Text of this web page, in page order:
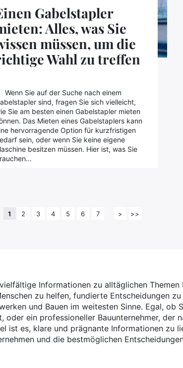
Informationen zu alltäglichen
zu helfen, fundierte Entscheidungen
und Bauen im weitesten Sinne. Egal, ob
ein professioneller Bauunternehmer, der
ist es, klare und prägnante Informationen zu
und die bestmöglichen
Gabelstapler
Alles, was Sie
müssen, um die
Wahl zu treffen
Wenn Sie auf der Suche nach einem
sind, fragen Sie sich vielleicht,
Sie am besten einen Gabelstapler mieten
Das Mieten eines Gabelstaplers kann
hervorragende Option für kurzfristigen
sein, oder wenn Sie keine eigene
besitzen müssen. Hier ist, was Sie
1 2 3 4 5 6 7 > >>